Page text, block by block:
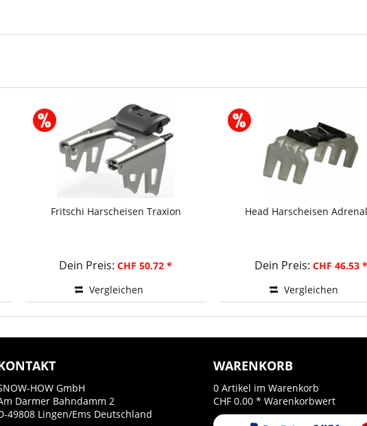
Fritschi Harscheisen Traxion
Dein Preis: CHF 50.72 *
Vergleichen
Head Harscheisen
Dein Preis: CHF 46.53 *
Vergleichen
HOW GmbH
Darmer Bahndamm 2
49808 Lingen/Ems Deutschland
WARENKORB
0 Artikel im Warenkorb
CHF 0.00 * Warenkorbwert